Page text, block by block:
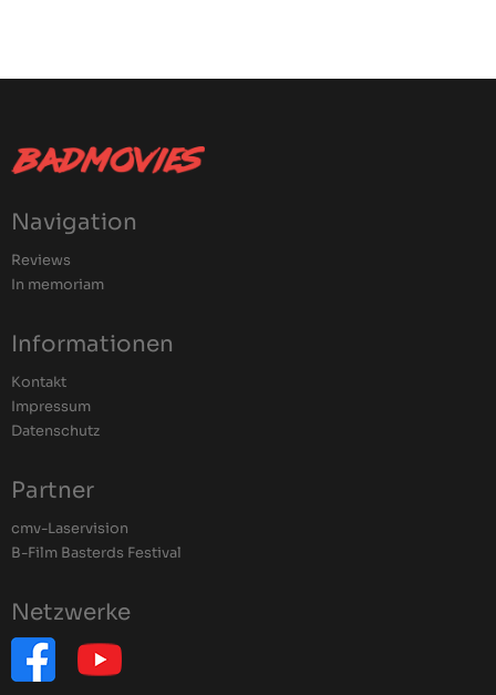
Navigation
Reviews
In memoriam
Informationen
Kontakt
Impressum
Datenschutz
Partner
cmv-Laservision
B-Film Basterds Festival
Netzwerke